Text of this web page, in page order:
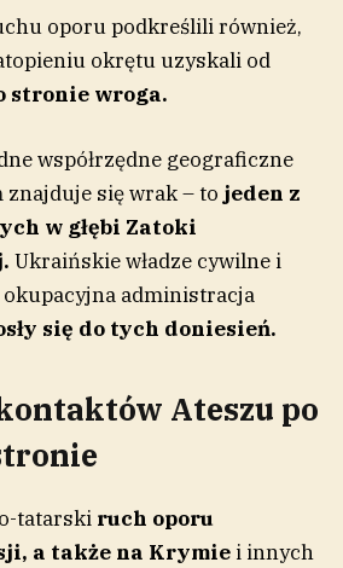
oporu podkreślili również,
okrętu uzyskali od
stronie wroga.
współrzędne geograficzne
się wrak – to jeden z
w głębi Zatoki
Ukraińskie władze cywilne i
okupacyjna administracja
się do tych doniesień.
Ateszu po
tatarski ruch oporu
a także na Krymie i innych